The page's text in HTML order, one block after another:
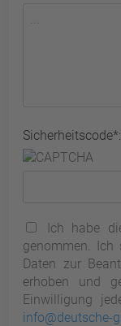
Sicherheitscode*:
Ich habe
genommen. Ich
Daten zur
erhoben und
Einwilligung
info@deutsche-